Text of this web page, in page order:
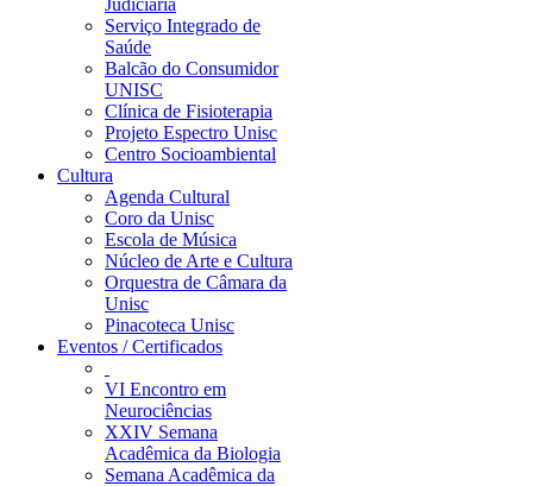
Judiciária
Serviço Integrado de
Saúde
Balcão do Consumidor
UNISC
Clínica de Fisioterapia
Projeto Espectro Unisc
Centro Socioambiental
Cultura
Agenda Cultural
Coro da Unisc
Escola de Música
Núcleo de Arte e Cultura
Orquestra de Câmara da
Unisc
Pinacoteca Unisc
Eventos / Certificados
VI Encontro em
Neurociências
XXIV Semana
Acadêmica da Biologia
Semana Acadêmica da